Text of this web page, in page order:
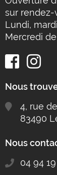
sur rendez-
Lundi,
Mercredi
Nous
4, rue
83490
Nous
04 94